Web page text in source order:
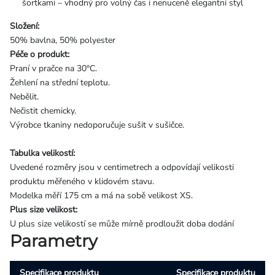
šortkami – vhodný pro volný čas i nenuceně elegantní styl
Složení:
50% bavlna, 50% polyester
Péče o produkt:
Praní v pračce na 30°C.
Žehlení na střední teplotu.
Nebělit.
Nečistit chemicky.
Výrobce tkaniny nedoporučuje sušit v sušičce.
Tabulka velikostí:
Uvedené rozměry jsou v centimetrech a odpovídají velikosti
produktu měřeného v klidovém stavu.
Modelka měří 175 cm a má na sobě velikost XS.
Plus size velikost:
U plus size velikostí se může mírně prodloužit doba dodání
Parametry